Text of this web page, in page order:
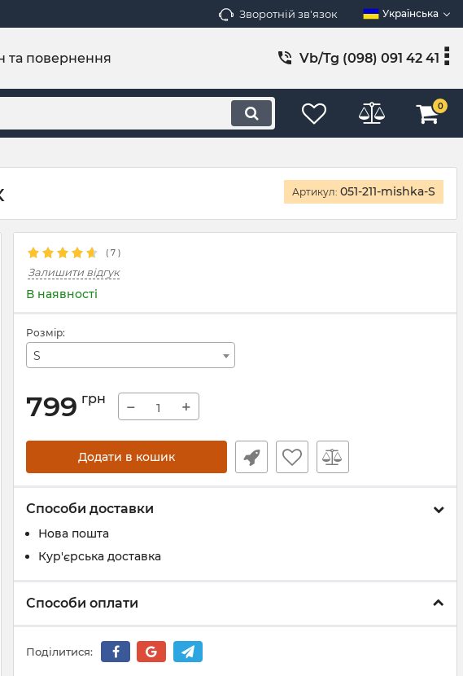
Зворотній зв'язок Українська
та повернення Vb/Tg (098) 091 42 41
0
Артикул: 051-211-mishka-S
( 7 )
Залишити відгук
В наявності
Розмір:
S
799 грн − +
Додати в кошик
Способи доставки
Нова пошта
Кур'єрська доставка
Способи оплати
Поділитися: